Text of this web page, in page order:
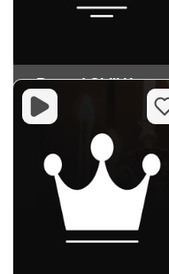
Record Chill House